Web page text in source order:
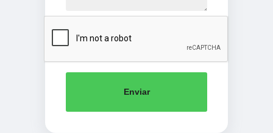
Enviar